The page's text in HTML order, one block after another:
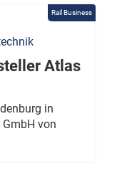
Rail Business
Atlas
in
von